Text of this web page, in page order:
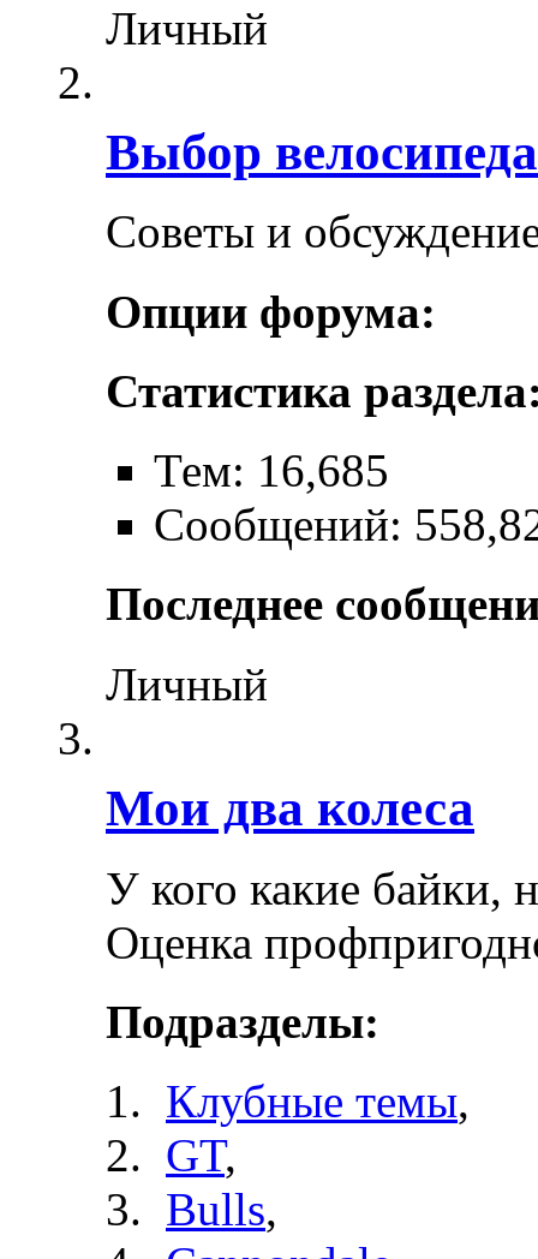
Личный
Выбор велосипеда
Советы и
Опции форума:
Статистика
Тем: 16,685
Сообщений:
Последнее
Личный
Мои два колеса
У кого какие байки,
Оценка
Подразделы:
Клубные темы,
GT,
Bulls,